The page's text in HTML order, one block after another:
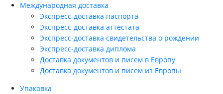
Международная доставка
Экспресс-доставка паспорта
Экспресс-доставка аттестата
Экспресс-доставка свидетельства о рождении
Экспресс-доставка диплома
Доставка документов и писем в Европу
Доставка документов и писем из Европы
Упаковка